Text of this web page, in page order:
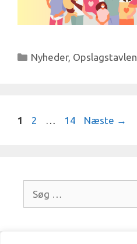
Kategorier
Nyheder, Opslagstavlen
Side
1 Side
2 … Side
14 Næste →
efter: